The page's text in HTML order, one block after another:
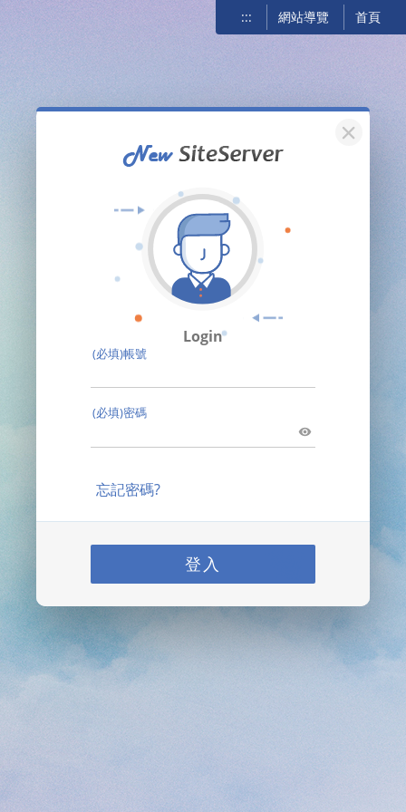
::: 網站導覽 首頁
關閉
Login
(必填)帳號
(必填)密碼
忘記密碼?
登入